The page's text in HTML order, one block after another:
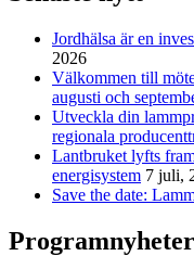
Jordhälsa är en
2026
Välkommen till
augusti och
Utveckla din
regionala
Lantbruket lyfts
energisystem 7 juli,
Save the date:
Programnyheter